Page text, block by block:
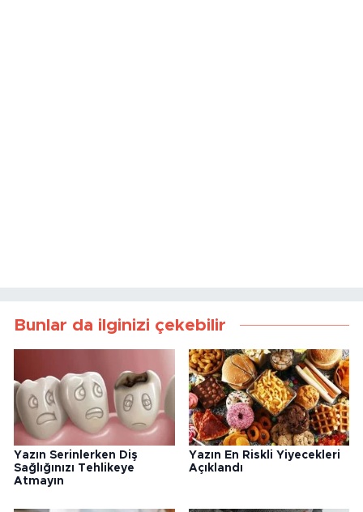
Bunlar da ilginizi çekebilir
Yazın Serinlerken Diş
Sağlığınızı Tehlikeye
Atmayın
Yazın En Riskli Yiyecekleri
Açıklandı